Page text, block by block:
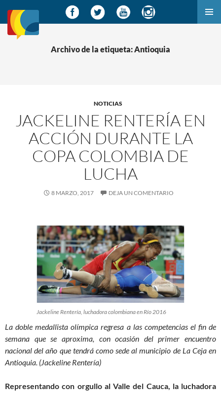
SALTAR
AL
CONTENIDO
Archivo de la etiqueta: Antioquia
NOTICIAS
JACKELINE RENTERÍA EN
ACCIÓN DURANTE LA
COPA COLOMBIA DE
LUCHA
8 MARZO, 2017 DEJA UN COMENTARIO
Jackeline Rentería, luchadora colombiana en Río 2016
La doble medallista olímpica regresa a las competencias el fin de
semana que se aproxima, con ocasión del primer encuentro
nacional del año que tendrá como sede al municipio de La Ceja en
Antioquia. (Jackeline Rentería)
Representando con orgullo al Valle del Cauca, la luchadora